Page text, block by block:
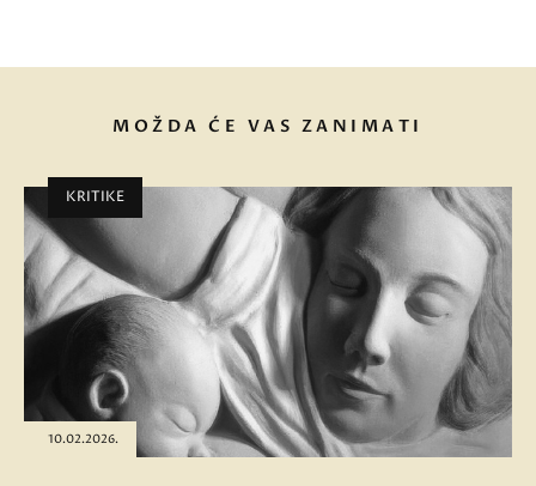
MOŽDA ĆE VAS ZANIMATI
KRITIKE
10.02.2026.